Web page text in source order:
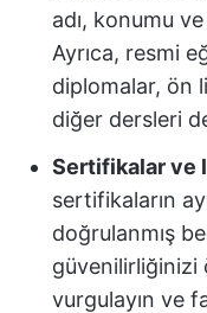
adı, konumu
Ayrıca, resmi
diplomalar, ön
diğer dersleri
Sertifikalar ve
sertifikaların
doğrulanmış
güvenilirliğinizi
vurgulayın ve